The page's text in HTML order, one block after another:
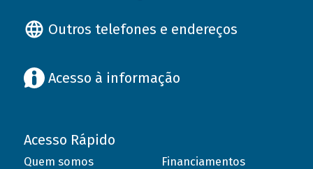
Outros telefones e endereços
Acesso à informação
Acesso Rápido
Quem somos
Financiamentos